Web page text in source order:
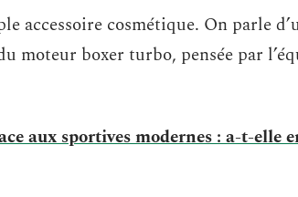
accessoire cosmétique. On parle
moteur boxer turbo, pensée par
aux sportives modernes : a-t-elle